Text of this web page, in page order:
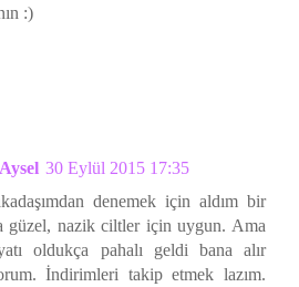
:)
30 Eylül 2015 17:35
denemek için aldım bir
güzel, nazik ciltler için uygun. Ama
oldukça pahalı geldi bana alır
İndirimleri takip etmek lazım.